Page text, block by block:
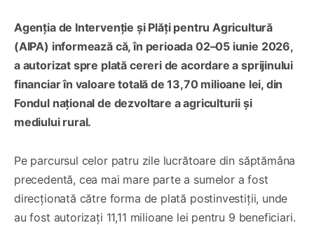
Agenția de Intervenție și Plăți pentru Agricultură
(AIPA) informează că, în perioada 02–05 iunie 2026,
a autorizat spre plată cereri de acordare a sprijinului
financiar în valoare totală de 13,70 milioane lei, din
Fondul național de dezvoltare a agriculturii și
mediului rural.
Pe parcursul celor patru zile lucrătoare din săptămâna
precedentă, cea mai mare parte a sumelor a fost
direcționată către forma de plată postinvestiții, unde
au fost autorizați 11,11 milioane lei pentru 9 beneficiari.